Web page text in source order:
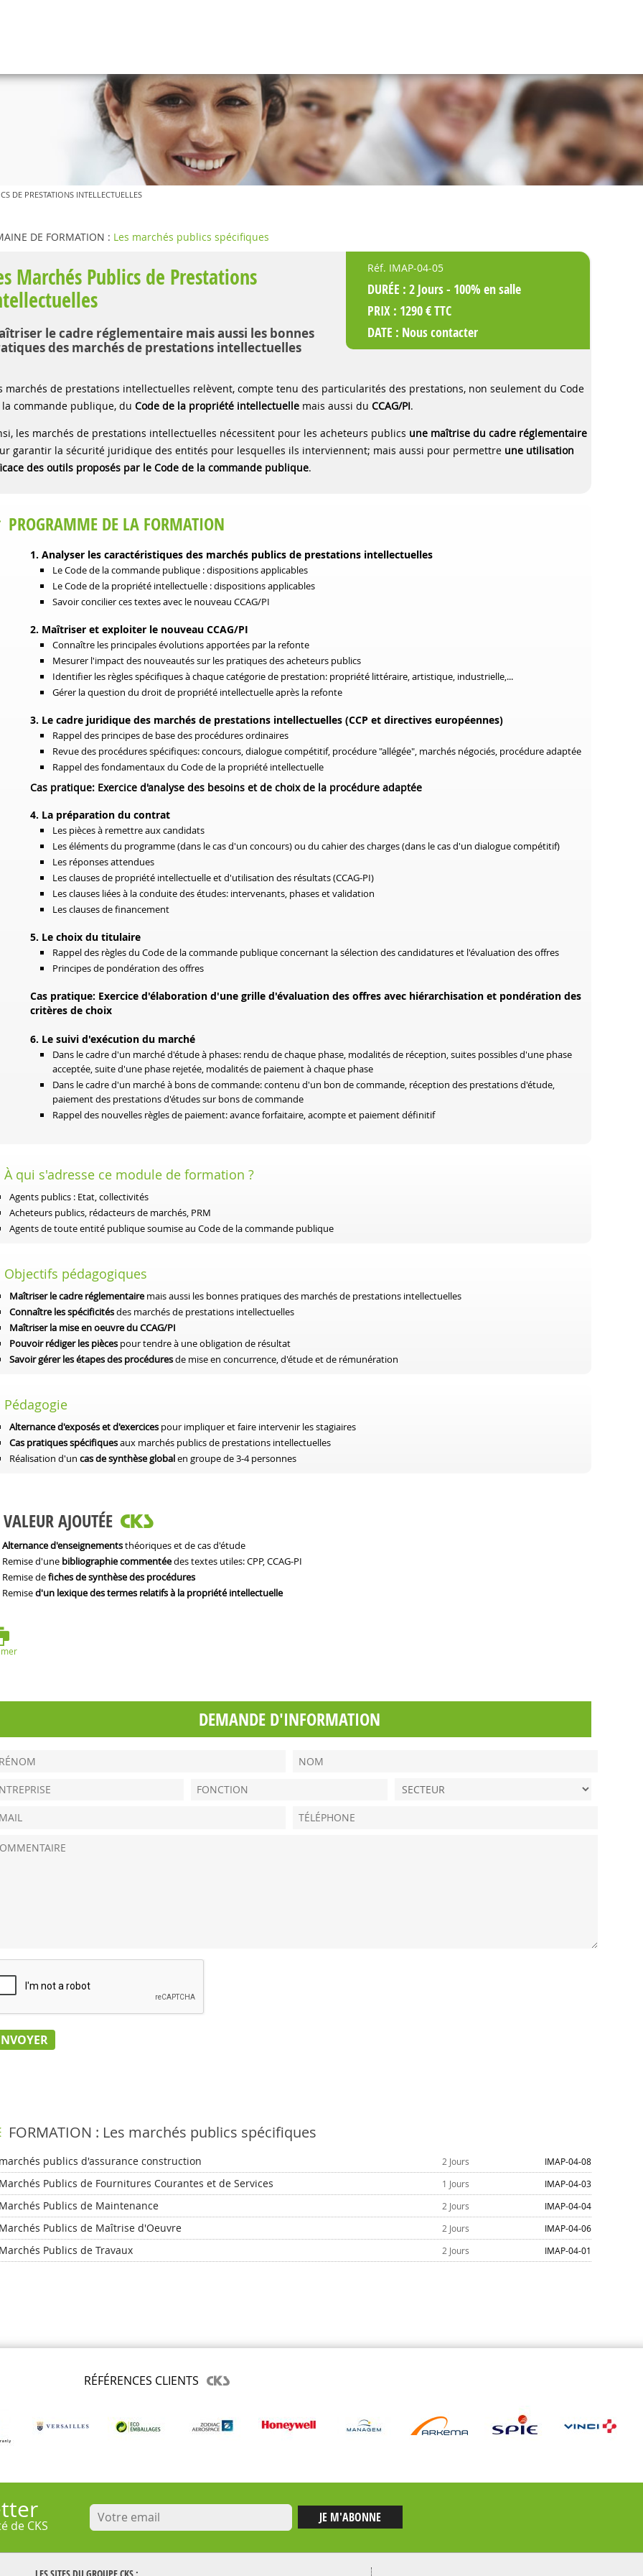
DE PRESTATIONS INTELLECTUELLES
DE FORMATION : Les marchés publics spécifiques
Marchés Publics de Prestations
le cadre réglementaire mais aussi les bonnes
des marchés de prestations intellectuelles
Réf. IMAP-04-05
DURÉE : 2 Jours - 100% en salle
PRIX : 1290 € TTC
DATE : Nous contacter
marchés de prestations intellectuelles relèvent, compte tenu des particularités des prestations, non seulement du Code
commande publique, du Code de la propriété intellectuelle mais aussi du CCAG/PI.
les marchés de prestations intellectuelles nécessitent pour les acheteurs publics une maîtrise du cadre réglementaire
garantir la sécurité juridique des entités pour lesquelles ils interviennent; mais aussi pour permettre une utilisation
des outils proposés par le Code de la commande publique.
PROGRAMME DE LA FORMATION
1. Analyser les caractéristiques des marchés publics de prestations intellectuelles
Le Code de la commande publique : dispositions applicables
Le Code de la propriété intellectuelle : dispositions applicables
Savoir concilier ces textes avec le nouveau CCAG/PI
2. Maîtriser et exploiter le nouveau CCAG/PI
Connaître les principales évolutions apportées par la refonte
Mesurer l'impact des nouveautés sur les pratiques des acheteurs publics
Identifier les règles spécifiques à chaque catégorie de prestation: propriété littéraire, artistique, industrielle,...
Gérer la question du droit de propriété intellectuelle après la refonte
3. Le cadre juridique des marchés de prestations intellectuelles (CCP et directives européennes)
Rappel des principes de base des procédures ordinaires
Revue des procédures spécifiques: concours, dialogue compétitif, procédure "allégée", marchés négociés, procédure adaptée
Rappel des fondamentaux du Code de la propriété intellectuelle
Cas pratique: Exercice d'analyse des besoins et de choix de la procédure adaptée
4. La préparation du contrat
Les pièces à remettre aux candidats
Les éléments du programme (dans le cas d'un concours) ou du cahier des charges (dans le cas d'un dialogue compétitif)
Les réponses attendues
Les clauses de propriété intellectuelle et d'utilisation des résultats (CCAG-PI)
Les clauses liées à la conduite des études: intervenants, phases et validation
Les clauses de financement
5. Le choix du titulaire
Rappel des règles du Code de la commande publique concernant la sélection des candidatures et l'évaluation des offres
Principes de pondération des offres
Cas pratique: Exercice d'élaboration d'une grille d'évaluation des offres avec hiérarchisation et pondération des
critères de choix
6. Le suivi d'exécution du marché
Dans le cadre d'un marché d'étude à phases: rendu de chaque phase, modalités de réception, suites possibles d'une phase
acceptée, suite d'une phase rejetée, modalités de paiement à chaque phase
Dans le cadre d'un marché à bons de commande: contenu d'un bon de commande, réception des prestations d'étude,
paiement des prestations d'études sur bons de commande
Rappel des nouvelles règles de paiement: avance forfaitaire, acompte et paiement définitif
À qui s'adresse ce module de formation ?
Agents publics : Etat, collectivités
Acheteurs publics, rédacteurs de marchés, PRM
Agents de toute entité publique soumise au Code de la commande publique
Objectifs pédagogiques
Maîtriser le cadre réglementairemais aussi les bonnes pratiques des marchés de prestations intellectuelles
Connaître les spécificitésdes marchés de prestations intellectuelles
Maîtriser la mise en oeuvre du CCAG/PI
Pouvoir rédiger les pièces pour tendre à une obligation de résultat
Savoir gérer les étapes des procéduresde mise en concurrence, d'étude et de rémunération
Pédagogie
Alternance d'exposés et d'exercices pour impliquer et faire intervenir les stagiaires
Cas pratiques spécifiquesaux marchés publics de prestations intellectuelles
Réalisation d'un cas de synthèse globalen groupe de 3-4 personnes
VALEUR AJOUTÉE
Alternance d'enseignementsthéoriques et de cas d'étude
Remise d'une bibliographie commentéedes textes utiles: CPP, CCAG-PI
Remise defiches de synthèse des procédures
Remised'un lexique des termes relatifs à la propriété intellectuelle
DEMANDE D'INFORMATION
FORMATION : Les marchés publics spécifiques
publics d'assurance construction 2 Jours IMAP-04-08
Publics de Fournitures Courantes et de Services 1 Jours IMAP-04-03
Publics de Maintenance 2 Jours IMAP-04-04
Publics de Maîtrise d'Oeuvre 2 Jours IMAP-04-06
Publics de Travaux 2 Jours IMAP-04-01
RÉFÉRENCES CLIENTS
de CKS
LES SITES DU GROUPECKS :